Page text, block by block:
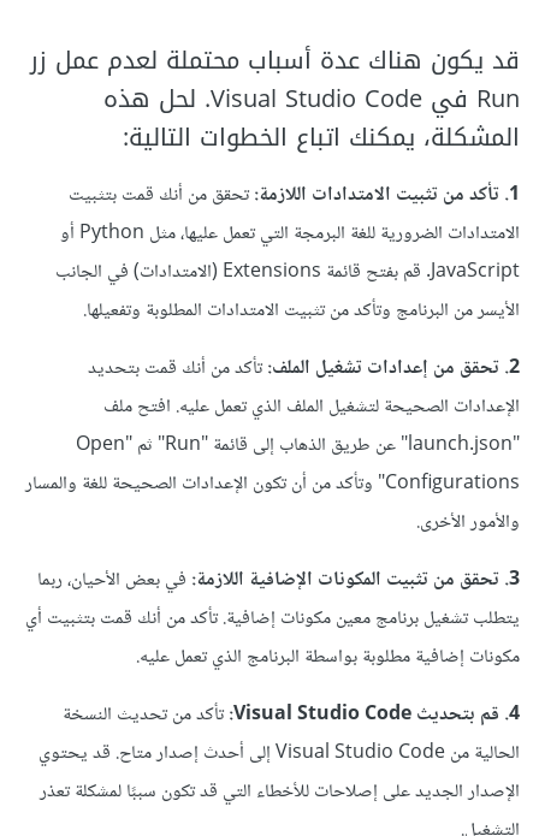
قد يكون هناك عدة أسباب محتملة لعدم عمل زر
Run في Visual Studio Code. لحل هذه
المشكلة، يمكنك اتباع الخطوات التالية:
1. تأكد من تثبيت الامتدادات اللازمة:
تحقق من أنك قمت بتثبيت
الامتدادات الضرورية للغة البرمجة التي تعمل عليها، مثل Python أو
JavaScript. قم بفتح قائمة Extensions (الامتدادات) في الجانب
الأيسر من البرنامج وتأكد من تثبيت الامتدادات المطلوبة وتفعيلها.
2. تحقق من إعدادات تشغيل الملف:
تأكد من أنك قمت بتحديد
الإعدادات الصحيحة لتشغيل الملف الذي تعمل عليه. افتح ملف
"launch.json" عن طريق الذهاب إلى قائمة "Run" ثم "Open
Configurations" وتأكد من أن تكون الإعدادات الصحيحة للغة والمسار
والأمور الأخرى.
3. تحقق من تثبيت المكونات الإضافية اللازمة:
في بعض الأحيان، ربما
يتطلب تشغيل برنامج معين مكونات إضافية. تأكد من أنك قمت بتثبيت أي
مكونات إضافية مطلوبة بواسطة البرنامج الذي تعمل عليه.
4. قم بتحديث Visual Studio Code:
تأكد من تحديث النسخة
الحالية من Visual Studio Code إلى أحدث إصدار متاح. قد يحتوي
الإصدار الجديد على إصلاحات للأخطاء التي قد تكون سببًا لمشكلة تعذر